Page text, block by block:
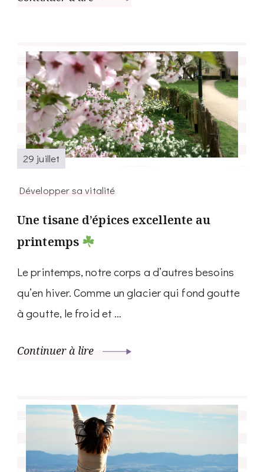
29 juillet
Développer sa vitalité
Une tisane d’épices excellente au
printemps
Le printemps, notre corps a d’autres besoins
qu’en hiver. Comme un glacier qui fond goutte
à goutte, le froid et …
Continuer à lire